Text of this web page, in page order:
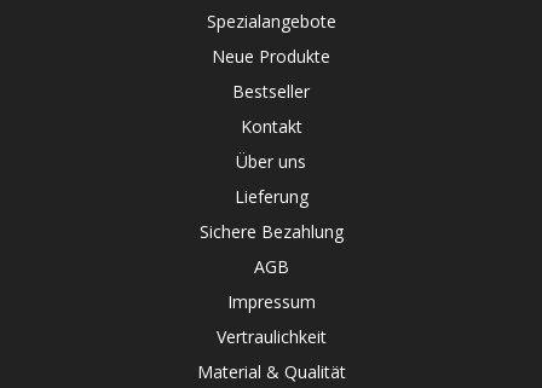
Spezialangebote
Neue Produkte
Bestseller
Kontakt
Über uns
Lieferung
Sichere Bezahlung
AGB
Impressum
Vertraulichkeit
Material & Qualität